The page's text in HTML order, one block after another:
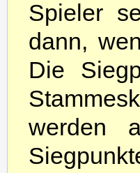
Spieler
dann,
Die
werden